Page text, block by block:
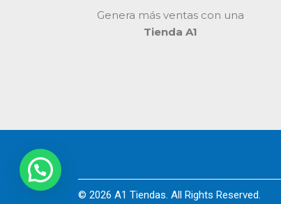
Genera más ventas con una
Tienda A1
© 2026 A1 Tiendas. All Rights Reserved.